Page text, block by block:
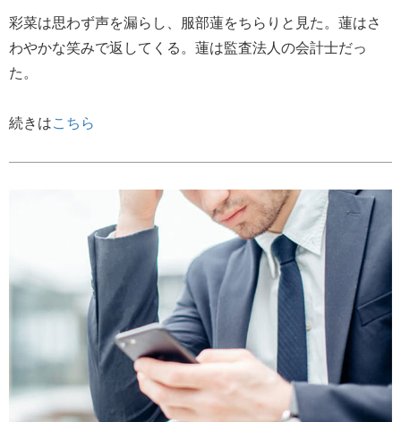
彩菜は思わず声を漏らし、服部蓮をちらりと見た。蓮はさ
わやかな笑みで返してくる。蓮は監査法人の会計士だっ
た。
続きはこちら